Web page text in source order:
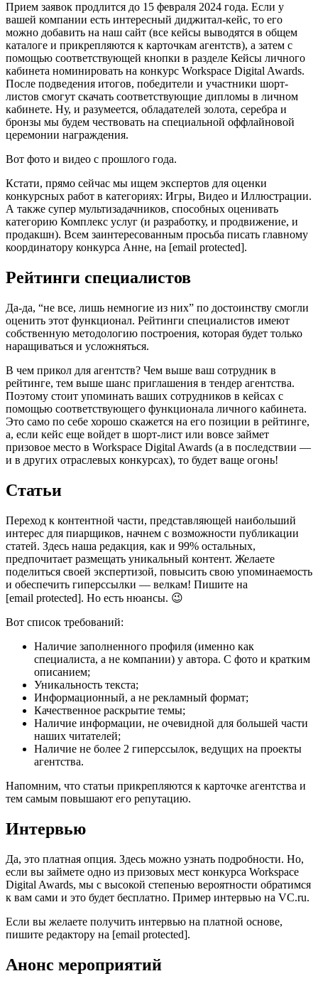
Прием заявок продлится до 15 февраля 2024 года. Если у
вашей компании есть интересный диджитал-кейс, то его
можно добавить на наш сайт (все кейсы выводятся в общем
каталоге и прикрепляются к карточкам агентств), а затем с
помощью соответствующей кнопки в разделе Кейсы личного
кабинета номинировать на конкурс Workspace Digital Awards.
После подведения итогов, победители и участники шорт-
листов смогут скачать соответствующие дипломы в личном
кабинете. Ну, и разумеется, обладателей золота, серебра и
бронзы мы будем чествовать на специальной оффлайновой
церемонии награждения.
Вот фото и видео с прошлого года.
Кстати, прямо сейчас мы ищем экспертов для оценки
конкурсных работ в категориях: Игры, Видео и Иллюстрации.
А также супер мультизадачников, способных оценивать
категорию Комплекс услуг (и разработку, и продвижение, и
продакшн). Всем заинтересованным просьба писать главному
координатору конкурса Анне, на [email protected].
Рейтинги специалистов
Да-да, “не все, лишь немногие из них” по достоинству смогли
оценить этот функционал. Рейтинги специалистов имеют
собственную методологию построения, которая будет только
наращиваться и усложняться.
В чем прикол для агентств? Чем выше ваш сотрудник в
рейтинге, тем выше шанс приглашения в тендер агентства.
Поэтому стоит упоминать ваших сотрудников в кейсах с
помощью соответствующего функционала личного кабинета.
Это само по себе хорошо скажется на его позиции в рейтинге,
а, если кейс еще войдет в шорт-лист или вовсе займет
призовое место в Workspace Digital Awards (а в последствии —
и в других отраслевых конкурсах), то будет ваще огонь!
Статьи
Переход к контентной части, представляющей наибольший
интерес для пиарщиков, начнем с возможности публикации
статей. Здесь наша редакция, как и 99% остальных,
предпочитает размещать уникальный контент. Желаете
поделиться своей экспертизой, повысить свою упоминаемость
и обеспечить гиперссылки — велкам! Пишите на
[email protected]. Но есть нюансы. 😉
Вот список требований:
Наличие заполненного профиля (именно как
специалиста, а не компании) у автора. С фото и кратким
описанием;
Уникальность текста;
Информационный, а не рекламный формат;
Качественное раскрытие темы;
Наличие информации, не очевидной для большей части
наших читателей;
Наличие не более 2 гиперссылок, ведущих на проекты
агентства.
Напомним, что статьи прикрепляются к карточке агентства и
тем самым повышают его репутацию.
Интервью
Да, это платная опция. Здесь можно узнать подробности. Но,
если вы займете одно из призовых мест конкурса Workspace
Digital Awards, мы с высокой степенью вероятности обратимся
к вам сами и это будет бесплатно. Пример интервью на VC.ru.
Если вы желаете получить интервью на платной основе,
пишите редактору на [email protected].
Анонс мероприятий